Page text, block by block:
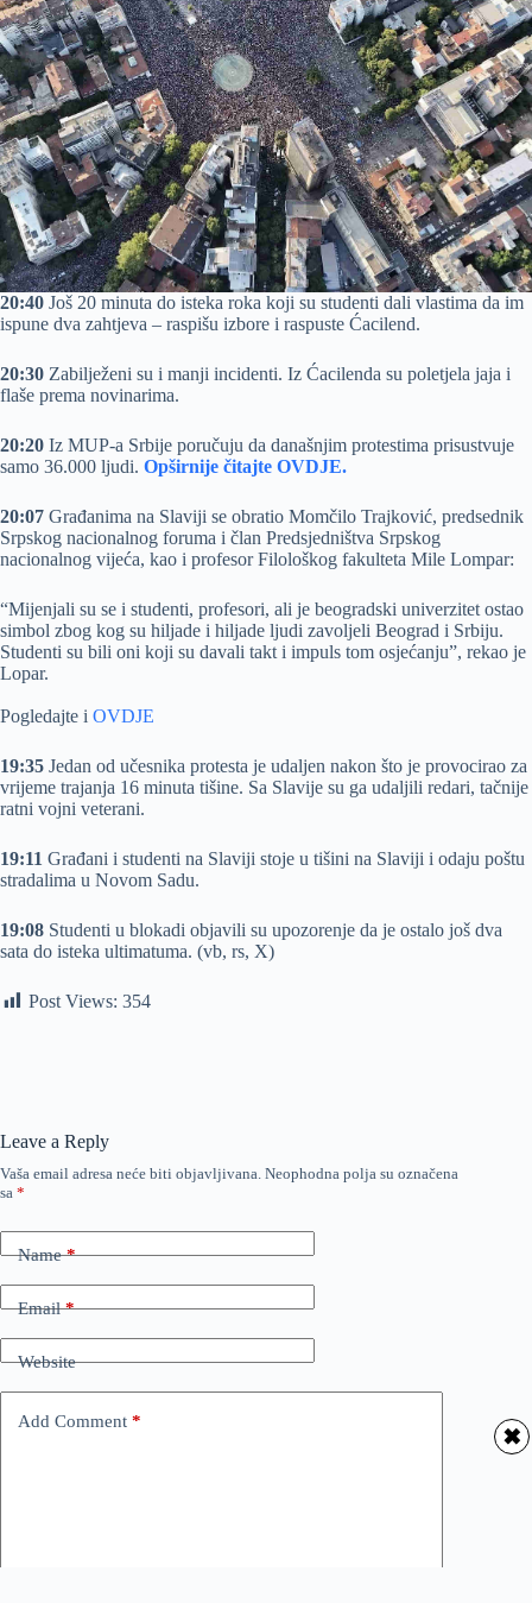
20:40 Još 20 minuta do isteka roka koji su studenti dali vlastima da im
ispune dva zahtjeva – raspišu izbore i raspuste Ćacilend.
20:30 Zabilježeni su i manji incidenti. Iz Ćacilenda su poletjela jaja i
flaše prema novinarima.
20:20 Iz MUP-a Srbije poručuju da današnjim protestima prisustvuje
samo 36.000 ljudi. Opširnije čitajte OVDJE.
20:07 Građanima na Slaviji se obratio Momčilo Trajković, predsednik
Srpskog nacionalnog foruma i član Predsjedništva Srpskog
nacionalnog vijeća, kao i profesor Filološkog fakulteta Mile Lompar:
“Mijenjali su se i studenti, profesori, ali je beogradski univerzitet ostao
simbol zbog kog su hiljade i hiljade ljudi zavoljeli Beograd i Srbiju.
Studenti su bili oni koji su davali takt i impuls tom osjećanju”, rekao je
Lopar.
Pogledajte i OVDJE
19:35 Jedan od učesnika protesta je udaljen nakon što je provocirao za
vrijeme trajanja 16 minuta tišine. Sa Slavije su ga udaljili redari, tačnije
ratni vojni veterani.
19:11 Građani i studenti na Slaviji stoje u tišini na Slaviji i odaju poštu
stradalima u Novom Sadu.
19:08 Studenti u blokadi objavili su upozorenje da je ostalo još dva
sata do isteka ultimatuma. (vb, rs, X)
Post Views: 354
Leave a Reply
Vaša email adresa neće biti objavljivana. Neophodna polja su označena
sa *
Name*
Email*
Website
Add Comment *
✖